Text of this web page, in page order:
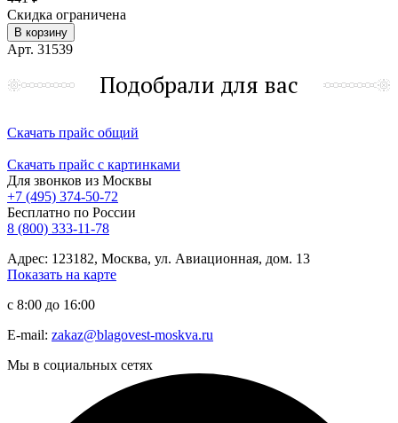
Скидка ограничена
В корзину
Арт. 31539
Подобрали для вас
Скачать прайс общий
Скачать прайс с картинками
Для звонков из Москвы
+7 (495) 374-50-72
Бесплатно по России
8 (800) 333-11-78
Адрес: 123182, Москва, ул. Авиационная, дом. 13
Показать на карте
с 8:00 до 16:00
E-mail: zakaz@blagovest-moskva.ru
Мы в социальных сетях